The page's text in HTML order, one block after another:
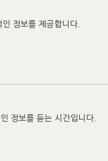
정보를 제공합니다.
정보를 듣는 시간입니다.